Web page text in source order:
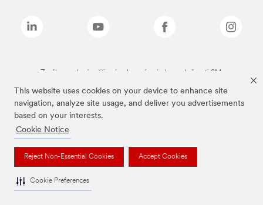
This website uses cookies on your device to enhance site
navigation, analyze site usage, and deliver you advertisements
based on your interests.
Cookie Notice
Reject Non-Essential Cookies Accept Cookies
Cookie Preferences
Značky uvedené vyššie sú ochranné známky spoločnosti 3M.